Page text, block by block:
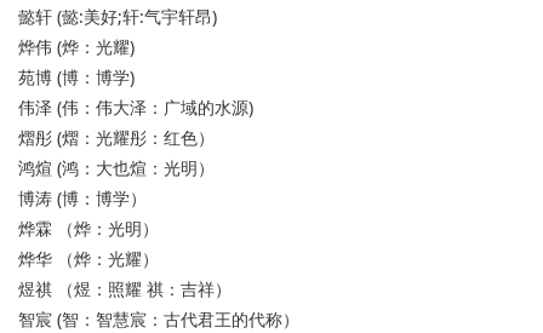
懿轩 (懿:美好;轩:气宇轩昂)
烨伟 (烨：光耀)
苑博 (博：博学)
伟泽 (伟：伟大泽：广域的水源)
熠彤 (熠：光耀彤：红色）
鸿煊 (鸿：大也煊：光明）
博涛 (博：博学）
烨霖 （烨：光明）
烨华 （烨：光耀）
煜祺 （煜：照耀 祺：吉祥）
智宸 (智：智慧宸：古代君王的代称）